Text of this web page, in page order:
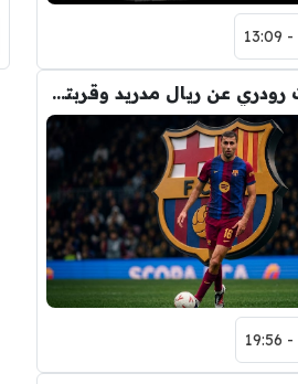
4 أسباب أبعدت رودري عن ريال مدريد وقربته من برشلونة